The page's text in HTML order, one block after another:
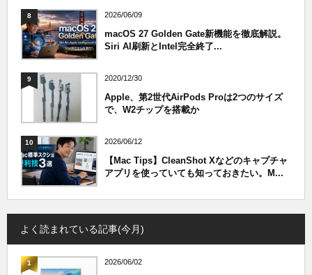
8 2026/06/09
macOS 27 Golden Gate新機能を徹底解説。
Siri AI刷新とIntel完全終了...
9 2020/12/30
Apple、第2世代AirPods Proは2つのサイズ
で、W2チップを搭載か
10 2026/06/12
【Mac Tips】CleanShot Xなどのキャプチャ
アプリを使っていても知っておきたい。M...
よく読まれている記事(今月)
1 2026/06/02